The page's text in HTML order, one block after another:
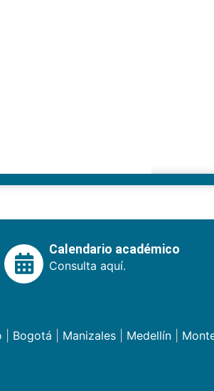
Calendario académico
Consulta aquí.
Bogotá Manizales| Medellín|